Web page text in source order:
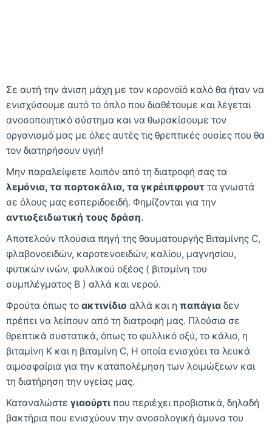
Σε αυτή την άνιση μάχη με τον κορονοϊό καλό θα ήταν να
ενισχύσουμε αυτό το όπλο που διαθέτουμε και λέγεται
ανοσοποιητικό σύστημα και να θωρακίσουμε τον
οργανισμό μας με όλες αυτές τις θρεπτικές ουσίες που θα
τον διατηρήσουν υγιή!
Μην παραλείψετε λοιπόν από τη διατροφή σας τα
λεμόνια, τα πορτοκάλια, τα γκρέιπφρουτ τα γνωστά
σε όλους μας εσπεριδοειδή. Φημίζονται για την
αντιοξειδωτική τους δράση.
Αποτελούν πλούσια πηγή της θαυματουργής Βιταμίνης C,
φλαβονοειδών, καροτενοειδών, καλίου, μαγνησίου,
φυτικών ινών, φυλλικού οξέος ( βιταμίνη του
συμπλέγματος Β ) αλλά και νερού.
Φρούτα όπως το ακτινίδιο αλλά και η παπάγια δεν
πρέπει να λείπουν από τη διατροφή μας. Πλούσια σε
θρεπτικά συστατικά, όπως το φυλλικό οξύ, το κάλιο, η
βιταμίνη Κ και η βιταμίνη C, Η οποία ενισχύει τα λευκά
αιμοσφαίρια για την καταπολέμηση των λοιμώξεων και
τη διατήρηση την υγείας μας.
Καταναλώστε γιαούρτι που περιέχει προβιοτικά, δηλαδή
βακτήρια που ενισχύουν την ανοσολογική άμυνα του